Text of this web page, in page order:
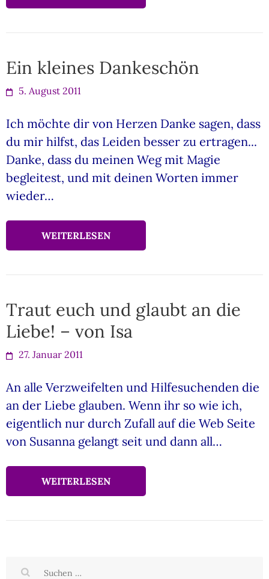
Ein kleines Dankeschön
5. August 2011
Ich möchte dir von Herzen Danke sagen, dass
du mir hilfst, das Leiden besser zu ertragen...
Danke, dass du meinen Weg mit Magie
begleitest, und mit deinen Worten immer
wieder…
WEITERLESEN
Traut euch und glaubt an die
Liebe! – von Isa
27. Januar 2011
An alle Verzweifelten und Hilfesuchenden die
an der Liebe glauben. Wenn ihr so wie ich,
eigentlich nur durch Zufall auf die Web Seite
von Susanna gelangt seit und dann all…
WEITERLESEN
Suchen